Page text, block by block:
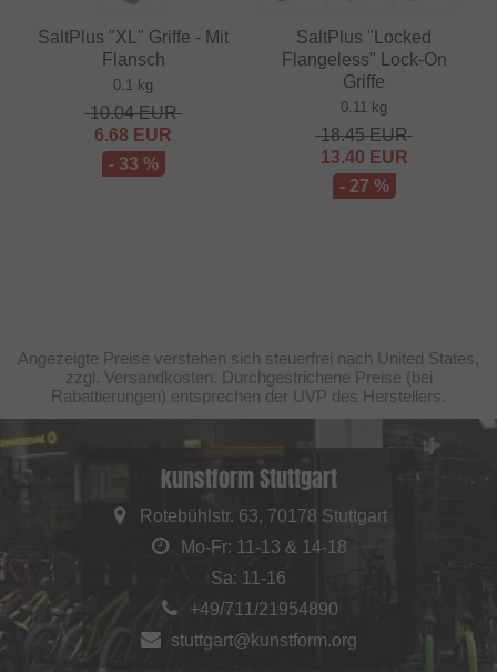
SaltPlus "XL" Griffe - Mit
Flansch
0.1 kg
10.04EUR
6.68 EUR
- 33 %
SaltPlus "Locked
Flangeless" Lock-On
Griffe
0.11 kg
18.45EUR
13.40 EUR
- 27 %
Angezeigte Preise verstehen sich steuerfrei nach United States,
zzgl. Versandkosten. Durchgestrichene Preise (bei
Rabattierungen) entsprechen der UVP des Herstellers.
kunstform Stuttgart
Rotebühlstr. 63, 70178 Stuttgart
Mo-Fr: 11-13 & 14-18
Sa: 11-16
+49/711/21954890
stuttgart@kunstform.org